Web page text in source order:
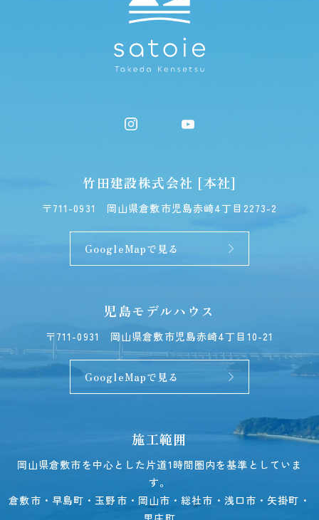
竹田建設株式会社 [本社]
〒711-0931 岡山県倉敷市児島赤崎4丁目2273-2
GoogleMapで見る
児島モデルハウス
〒711-0931 岡山県倉敷市児島赤崎4丁目10-21
GoogleMapで見る
施工範囲
岡山県倉敷市を中心とした片道1時間圏内を基準としていま
す。
倉敷市・早島町・玉野市・岡山市・総社市・浅口市・矢掛町・